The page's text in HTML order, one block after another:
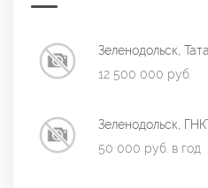
Зеленодольск,
12 500 000 руб.
Зеленодольск,
50 000 руб. в год